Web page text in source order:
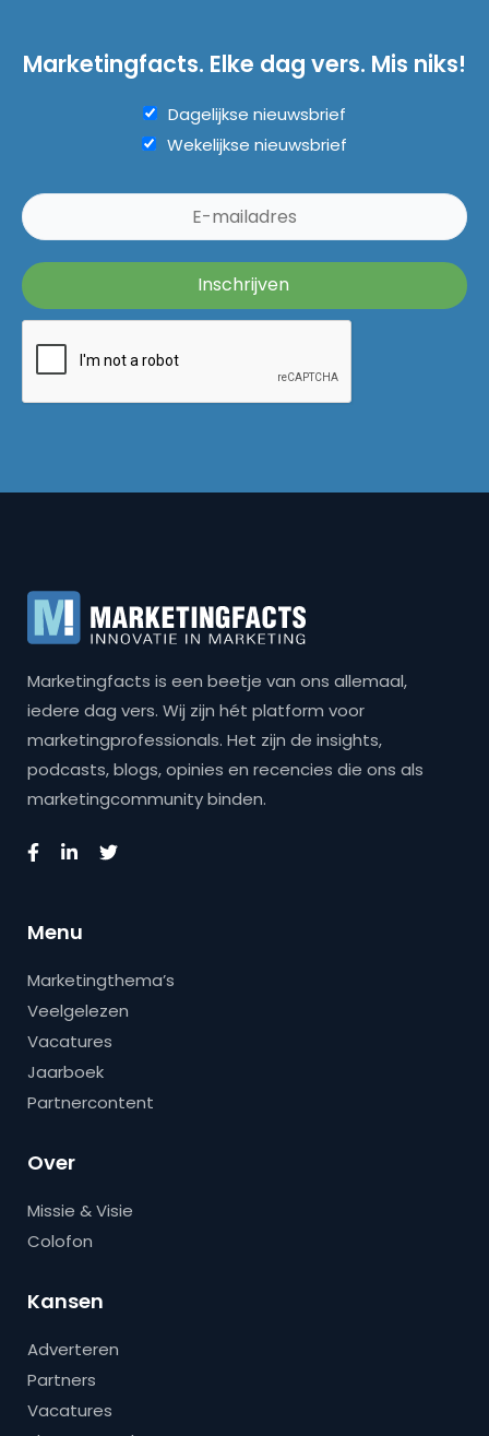
Marketingfacts. Elke dag vers. Mis niks!
Dagelijkse nieuwsbrief
Wekelijkse nieuwsbrief
Marketingfacts is een beetje van ons allemaal,
iedere dag vers. Wij zijn hét platform voor
marketingprofessionals. Het zijn de insights,
podcasts, blogs, opinies en recencies die ons als
marketingcommunity binden.
Menu
Marketingthema’s
Veelgelezen
Vacatures
Jaarboek
Partnercontent
Over
Missie & Visie
Colofon
Kansen
Adverteren
Partners
Vacatures